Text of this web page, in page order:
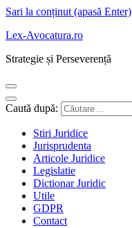
Sari la conținut (apasă Enter)
Lex-Avocatura.ro
Strategie și Perseverență
Caută după:
Stiri Juridice
Jurisprudenta
Articole Juridice
Legislatie
Dictionar Juridic
Utile
GDPR
Contact